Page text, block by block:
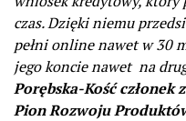
czas. Dzięki niemu
pełni online nawet w 30
jego koncie nawet na
Porębska-Kość
Pion Rozwoju